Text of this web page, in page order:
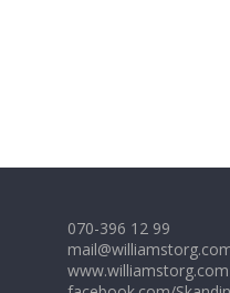
070-396 12 99
www.williamstorg.com